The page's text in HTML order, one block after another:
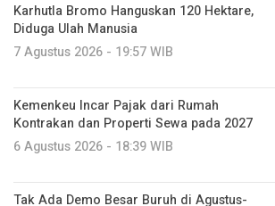
Karhutla Bromo Hanguskan 120 Hektare,
Diduga Ulah Manusia
7 Agustus 2026 - 19:57 WIB
Kemenkeu Incar Pajak dari Rumah
Kontrakan dan Properti Sewa pada 2027
6 Agustus 2026 - 18:39 WIB
Tak Ada Demo Besar Buruh di Agustus-